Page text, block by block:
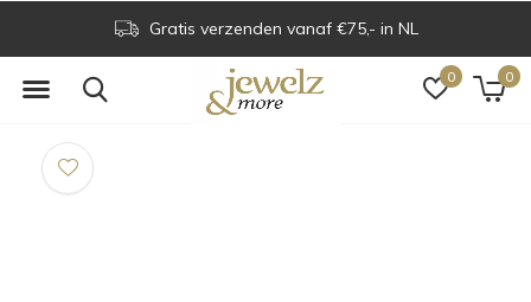
0 0
Gratis verzenden vanaf €75,- in NL